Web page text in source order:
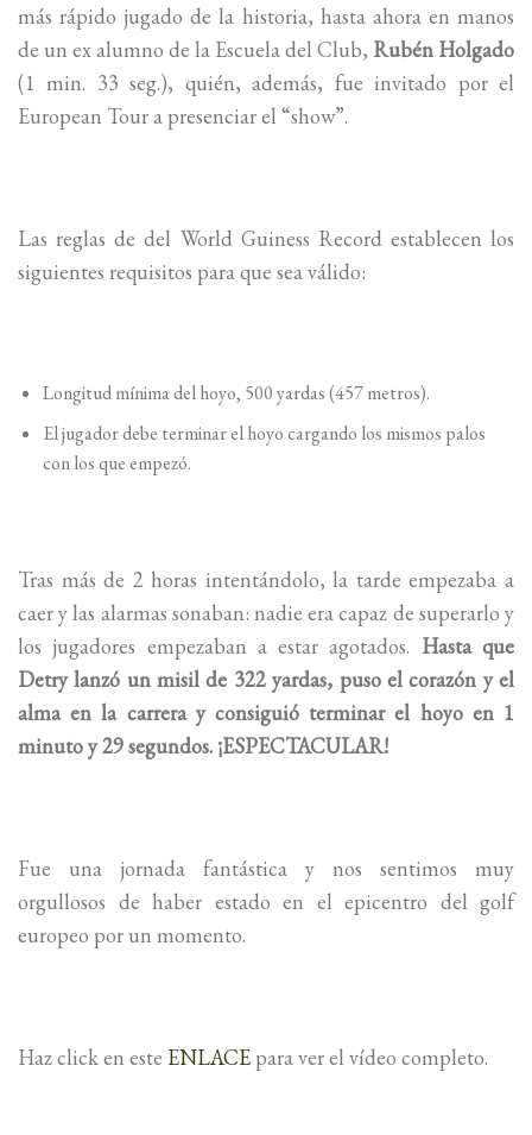
más rápido jugado de la historia, hasta ahora en manos
de un ex alumno de la Escuela del Club, Rubén Holgado
(1 min. 33 seg.), quién, además, fue invitado por el
European Tour a presenciar el “show”.
Las reglas de del World Guiness Record establecen los
siguientes requisitos para que sea válido:
Longitud mínima del hoyo, 500 yardas (457 metros).
El jugador debe terminar el hoyo cargando los mismos palos
con los que empezó.
Tras más de 2 horas intentándolo, la tarde empezaba a
caer y las alarmas sonaban: nadie era capaz de superarlo y
los jugadores empezaban a estar agotados. Hasta que
Detry lanzó un misil de 322 yardas, puso el corazón y el
alma en la carrera y consiguió terminar el hoyo en 1
minuto y 29 segundos. ¡ESPECTACULAR!
Fue una jornada fantástica y nos sentimos muy
orgullosos de haber estado en el epicentro del golf
europeo por un momento.
Haz click en este ENLACE para ver el vídeo completo.